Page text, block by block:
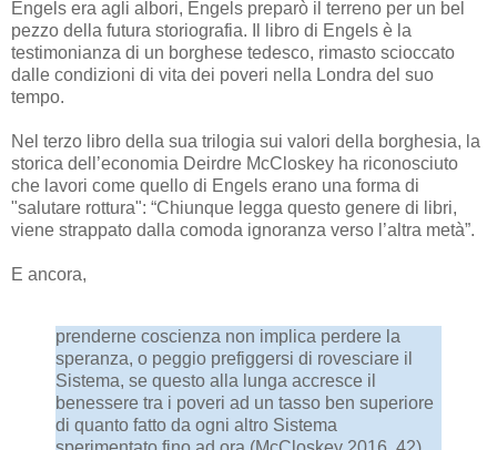
Engels era agli albori, Engels preparò il terreno per un bel
pezzo della futura storiografia. Il libro di Engels è la
testimonianza di un borghese tedesco, rimasto scioccato
dalle condizioni di vita dei poveri nella Londra del suo
tempo.
Nel terzo libro della sua trilogia sui valori della borghesia, la
storica dell’economia Deirdre McCloskey ha riconosciuto
che lavori come quello di Engels erano una forma di
"salutare rottura": “Chiunque legga questo genere di libri,
viene strappato dalla comoda ignoranza verso l’altra metà”.
E ancora,
prenderne coscienza non implica perdere la
speranza, o peggio prefiggersi di rovesciare il
Sistema, se questo alla lunga accresce il
benessere tra i poveri ad un tasso ben superiore
di quanto fatto da ogni altro Sistema